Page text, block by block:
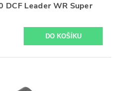
DCF Leader WR Super